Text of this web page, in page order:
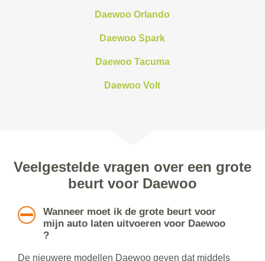
Daewoo Orlando
Daewoo Spark
Daewoo Tacuma
Daewoo Volt
Veelgestelde vragen over een grote
beurt voor Daewoo
Wanneer moet ik de grote beurt voor
mijn auto laten uitvoeren voor Daewoo
?
De nieuwere modellen Daewoo geven dat middels